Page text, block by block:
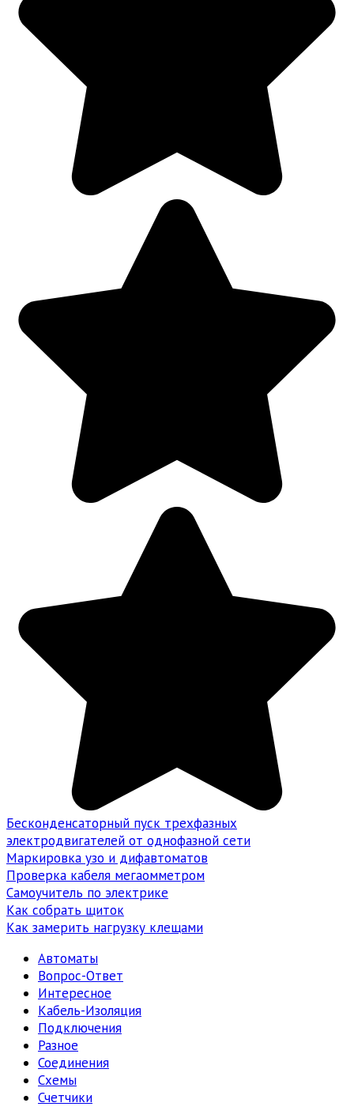
Бесконденсаторный пуск трехфазных
электродвигателей от однофазной сети
Маркировка узо и дифавтоматов
Проверка кабеля мегаомметром
Самоучитель по электрике
Как собрать щиток
Как замерить нагрузку клещами
Автоматы
Вопрос-Ответ
Интересное
Кабель-Изоляция
Подключения
Разное
Соединения
Схемы
Счетчики